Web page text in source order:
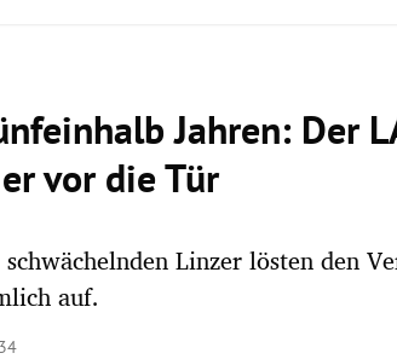
Jahren: Der
vor die Tür
Linzer lösten den
auf.